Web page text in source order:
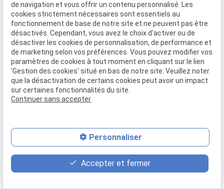
place
Plan d'accès
contact_page
Contact
phone
01 88 24 23 34
de navigation et vous offrir un contenu personnalisé. Les
cookies strictement nécessaires sont essentiels au
fonctionnement de base de notre site et ne peuvent pas être
désactivés. Cependant, vous avez le choix d'activer ou de
désactiver les cookies de personnalisation, de performance et
de marketing selon vos préférences. Vous pouvez modifier vos
paramètres de cookies à tout moment en cliquant sur le lien
'Gestion des cookies' situé en bas de notre site. Veuillez noter
que la désactivation de certains cookies peut avoir un impact
sur certaines fonctionnalités du site.
Continuer sans accepter
Personnaliser
Accepter et fermer